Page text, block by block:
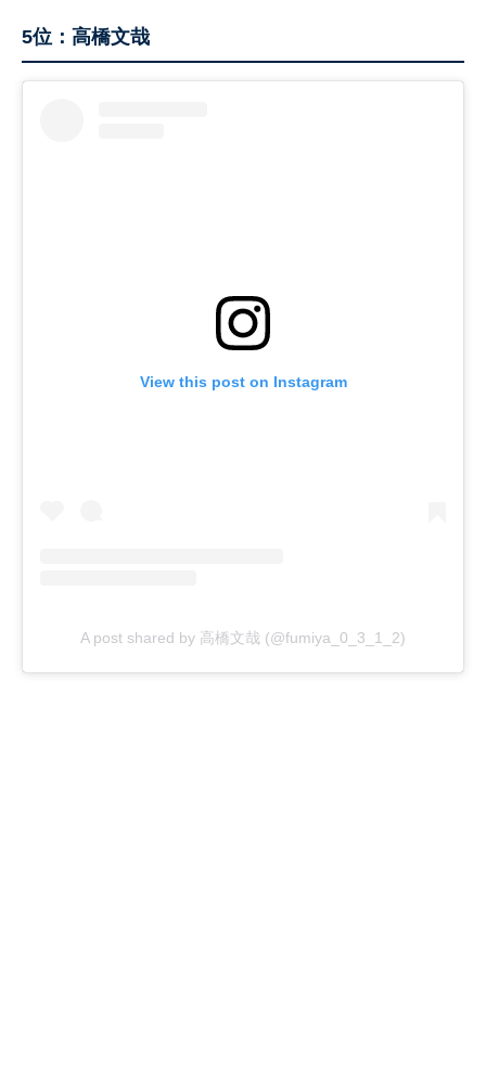
5位：高橋文哉
View this post on Instagram
A post shared by 高橋文哉 (@fumiya_0_3_1_2)